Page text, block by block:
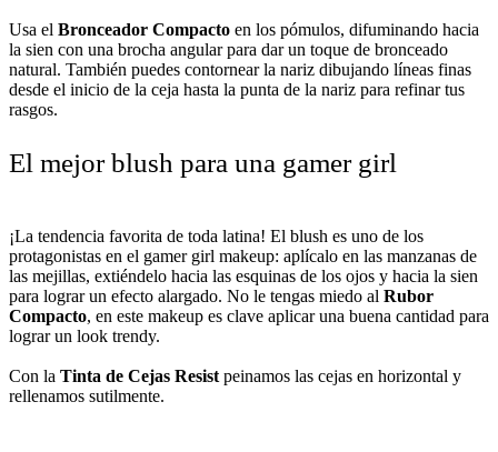
Usa el Bronceador Compacto en los pómulos, difuminando hacia
la sien con una brocha angular para dar un toque de bronceado
natural. También puedes contornear la nariz dibujando líneas finas
desde el inicio de la ceja hasta la punta de la nariz para refinar tus
rasgos.
El mejor blush para una gamer girl
¡La tendencia favorita de toda latina! El blush es uno de los
protagonistas en el gamer girl makeup: aplícalo en las manzanas de
las mejillas, extiéndelo hacia las esquinas de los ojos y hacia la sien
para lograr un efecto alargado. No le tengas miedo al Rubor
Compacto, en este makeup es clave aplicar una buena cantidad para
lograr un look trendy.
Con la Tinta de Cejas Resist peinamos las cejas en horizontal y
rellenamos sutilmente.